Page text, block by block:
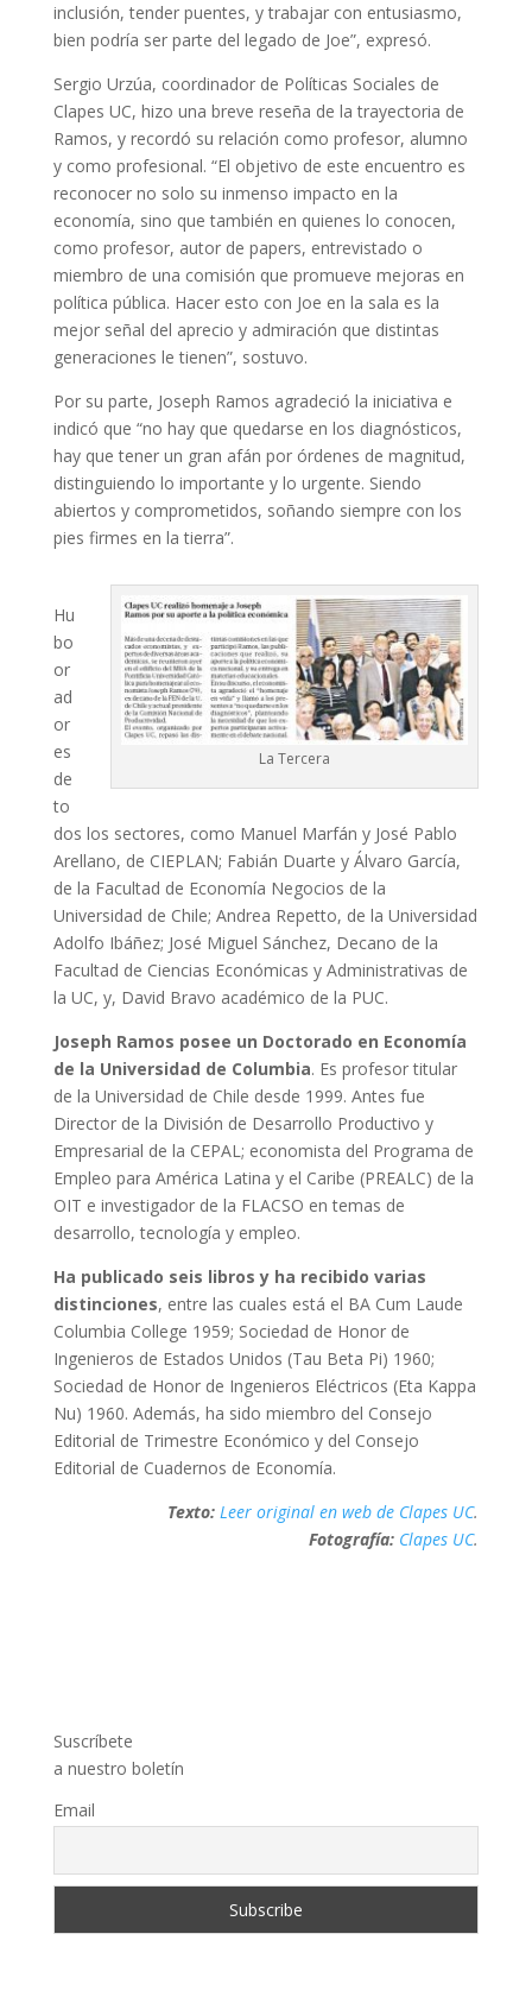
inclusión, tender puentes, y trabajar con entusiasmo,
bien podría ser parte del legado de Joe”, expresó.
Sergio Urzúa, coordinador de Políticas Sociales de
Clapes UC, hizo una breve reseña de la trayectoria de
Ramos, y recordó su relación como profesor, alumno
y como profesional. “El objetivo de este encuentro es
reconocer no solo su inmenso impacto en la
economía, sino que también en quienes lo conocen,
como profesor, autor de papers, entrevistado o
miembro de una comisión que promueve mejoras en
política pública. Hacer esto con Joe en la sala es la
mejor señal del aprecio y admiración que distintas
generaciones le tienen”, sostuvo.
Por su parte, Joseph Ramos agradeció la iniciativa e
indicó que “no hay que quedarse en los diagnósticos,
hay que tener un gran afán por órdenes de magnitud,
distinguiendo lo importante y lo urgente. Siendo
abiertos y comprometidos, soñando siempre con los
pies firmes en la tierra”.
La Tercera
Hu
bo
or
ad
or
es
de
to
dos los sectores, como Manuel Marfán y José Pablo
Arellano, de CIEPLAN; Fabián Duarte y Álvaro García,
de la Facultad de Economía Negocios de la
Universidad de Chile; Andrea Repetto, de la Universidad
Adolfo Ibáñez; José Miguel Sánchez, Decano de la
Facultad de Ciencias Económicas y Administrativas de
la UC, y, David Bravo académico de la PUC.
Joseph Ramos posee un Doctorado en Economía
de la Universidad de Columbia. Es profesor titular
de la Universidad de Chile desde 1999. Antes fue
Director de la División de Desarrollo Productivo y
Empresarial de la CEPAL; economista del Programa de
Empleo para América Latina y el Caribe (PREALC) de la
OIT e investigador de la FLACSO en temas de
desarrollo, tecnología y empleo.
Ha publicado seis libros y ha recibido varias
distinciones, entre las cuales está el BA Cum Laude
Columbia College 1959; Sociedad de Honor de
Ingenieros de Estados Unidos (Tau Beta Pi) 1960;
Sociedad de Honor de Ingenieros Eléctricos (Eta Kappa
Nu) 1960. Además, ha sido miembro del Consejo
Editorial de Trimestre Económico y del Consejo
Editorial de Cuadernos de Economía.
Texto: Leer original en web de Clapes UC.
Fotografía: Clapes UC.
Suscríbete
a nuestro boletín
Email